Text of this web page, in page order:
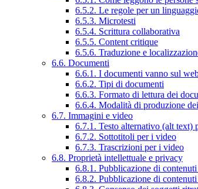
6.5.2. Le regole per un
6.5.3. Microtesti
6.5.4. Scrittura collaborativa
6.5.5. Content critique
6.5.6. Traduzione e
6.6. Documenti
6.6.1. I documenti vanno sul
6.6.2. Tipi di documenti
6.6.3. Formato di lettura dei
6.6.4. Modalità di produzione
6.7. Immagini e video
6.7.1. Testo alternativo (alt text)
6.7.2. Sottotitoli per i video
6.7.3. Trascrizioni per i video
6.8. Proprietà intellettuale e privacy
6.8.1. Pubblicazione di
6.8.2. Pubblicazione di